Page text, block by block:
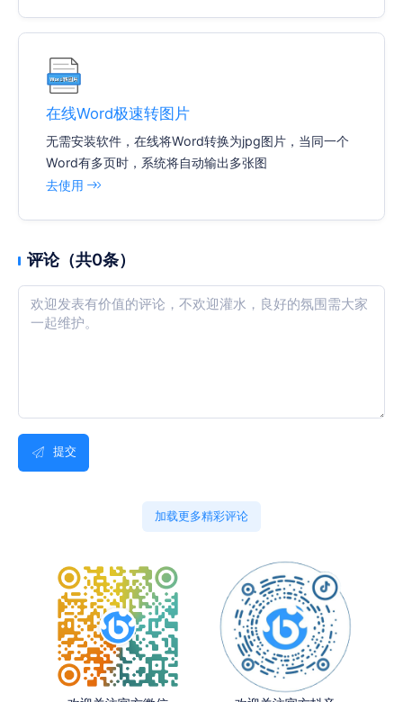
在线Word极速转图片
无需安装软件，在线将Word转换为jpg图片，当同一个
Word有多页时，系统将自动输出多张图
去使用
评论（共0条）
提交
加载更多精彩评论